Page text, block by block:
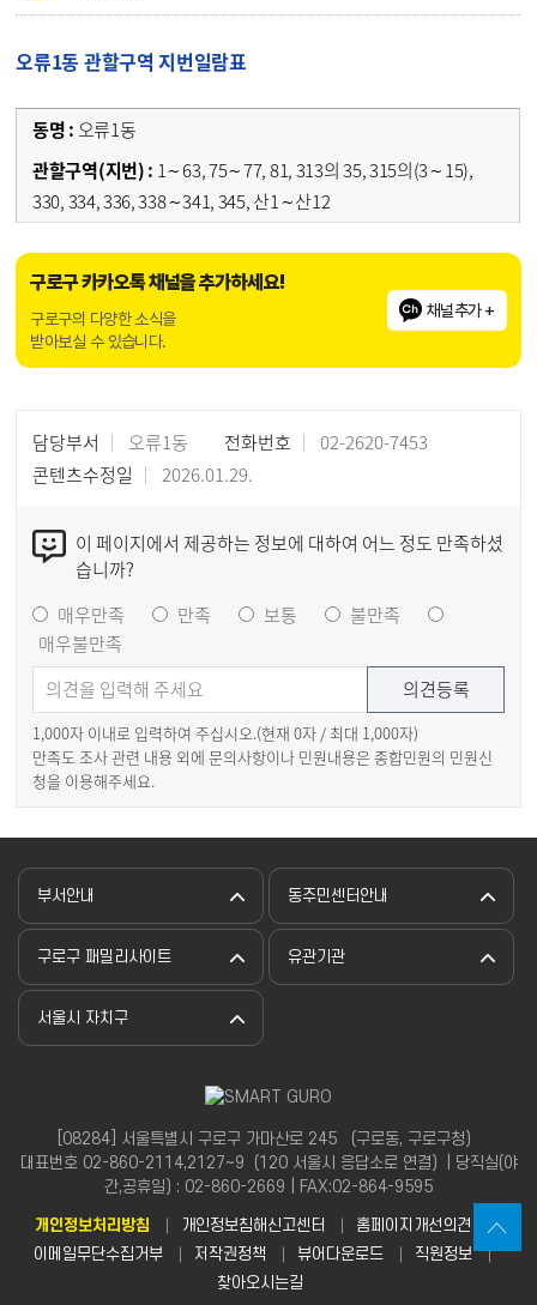
오류1동 관할구역 지번일람표
오류1동
1∼63, 75∼77, 81, 313의 35, 315의(3∼15),
330, 334, 336, 338∼341, 345, 산1∼산12
구로구 카카오톡 채널을 추가하세요!
구로구의 다양한 소식을
받아보실 수 있습니다.
채널추가 +
담당부서 오류1동 전화번호
02-2620-7453
콘텐츠수정일
2026.01.29.
이 페이지에서 제공하는 정보에 대하여 어느 정도 만족하셨
습니까?
매우만족
만족 보통
불만족
매우불만족
1,000자 이내로 입력하여 주십시오.(현재 0자 / 최대 1,000자)
만족도 조사 관련 내용 외에 문의사항이나 민원내용은 종합민원의 민원신
청을 이용해주세요.
부서안내 동주민센터안내
구로구 패밀리사이트 유관기관
서울시 자치구
[08284] 서울특별시 구로구 가마산로 245 （구로동, 구로구청）
대표번호 02-860-2114,2127~9（120 서울시 응답소로 연결）| 당직실(야
간,공휴일) : 02-860-2669 | FAX:02-864-9595
개인정보처리방침 개인정보침해신고센터
홈페이지개선의견
이메일무단수집거부
저작권정책 뷰어다운로드
직원정보
찾아오시는길